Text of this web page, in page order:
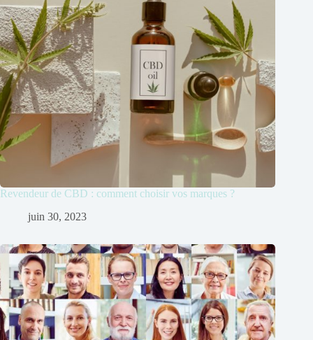
Revendeur de CBD : comment choisir vos marques ?
juin 30, 2023